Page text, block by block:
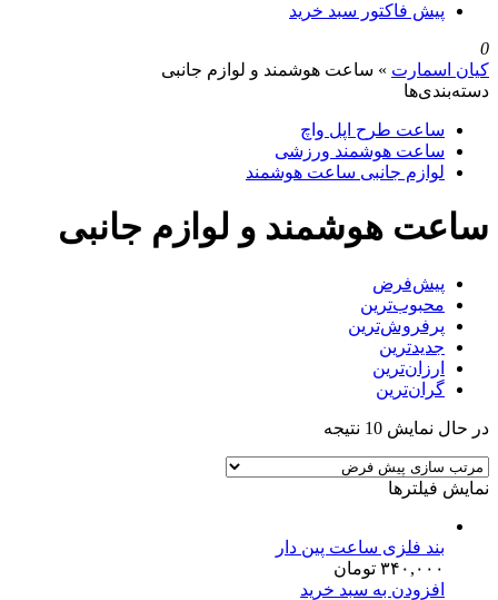
پیش فاکتور سبد خرید
0
کیان اسمارت » ساعت هوشمند و لوازم جانبی
دسته‌بندی‌ها
ساعت طرح اپل واچ
ساعت هوشمند ورزشی
لوازم جانبی ساعت هوشمند
ساعت هوشمند و لوازم جانبی
پیش‌فرض
محبوب‌ترین
پرفروش‌ترین
جدیدترین
ارزان‌ترین
گران‌ترین
در حال نمایش 10 نتیجه
نمایش فیلترها
بند فلزی ساعت پین دار
۳۴۰,۰۰۰ تومان
افزودن به سبد خرید